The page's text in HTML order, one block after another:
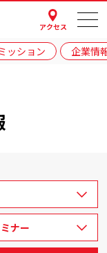
アクセス
ッション 企業情
ナー